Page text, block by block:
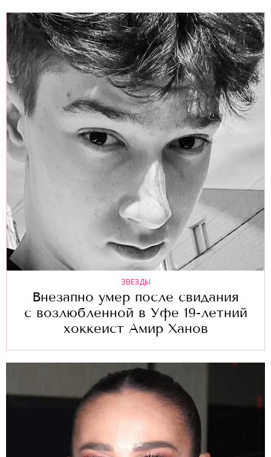
ЗВЕЗДЫ
Внезапно умер после свидания
с возлюбленной в Уфе 19-летний
хоккеист Амир Ханов